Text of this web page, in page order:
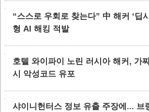
“스스로 우회로 찾는다” 中 해커 ‘딥
형 AI 해킹 적발
호텔 와이파이 노린 러시아 해커, 가
시 악성코드 유포
샤이니헌터스 정보 유출 주장에... 브